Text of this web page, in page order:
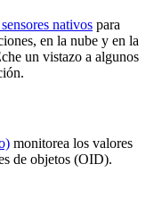
nativos para
en la nube y en la
un vistazo a algunos
monitorea los valores
de objetos (OID).